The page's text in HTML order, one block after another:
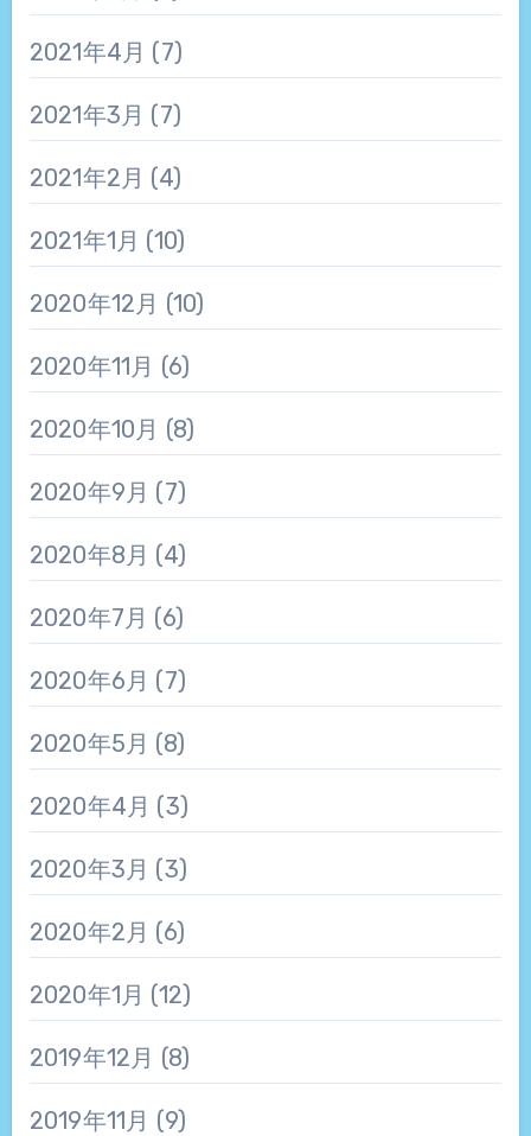
2021年4月 (7)
2021年3月 (7)
2021年2月 (4)
2021年1月 (10)
2020年12月 (10)
2020年11月 (6)
2020年10月 (8)
2020年9月 (7)
2020年8月 (4)
2020年7月 (6)
2020年6月 (7)
2020年5月 (8)
2020年4月 (3)
2020年3月 (3)
2020年2月 (6)
2020年1月 (12)
2019年12月 (8)
2019年11月 (9)